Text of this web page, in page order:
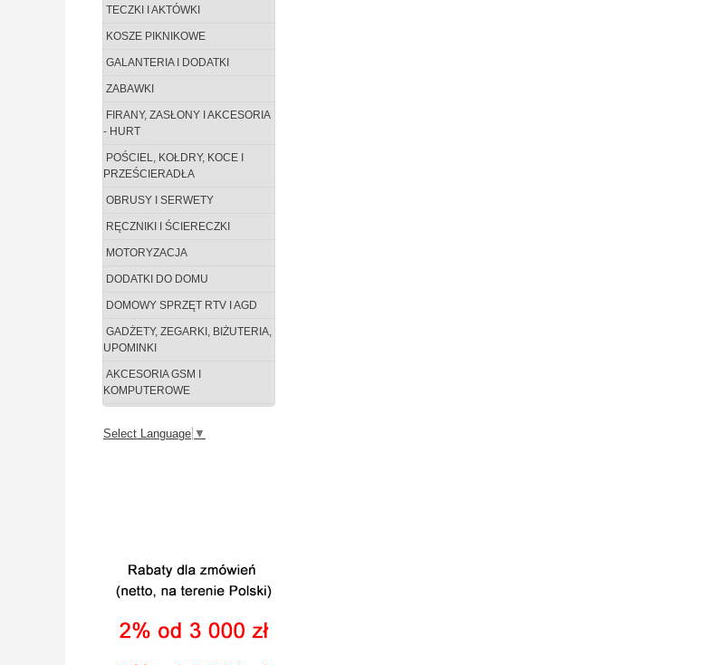
TECZKI I AKTÓWKI
KOSZE PIKNIKOWE
GALANTERIA I DODATKI
ZABAWKI
FIRANY, ZASŁONY I AKCESORIA
- HURT
POŚCIEL, KOŁDRY, KOCE I
PRZEŚCIERADŁA
OBRUSY I SERWETY
RĘCZNIKI I ŚCIERECZKI
MOTORYZACJA
DODATKI DO DOMU
DOMOWY SPRZĘT RTV I AGD
GADŻETY, ZEGARKI, BIŻUTERIA,
UPOMINKI
AKCESORIA GSM I
KOMPUTEROWE
Select Language ▼